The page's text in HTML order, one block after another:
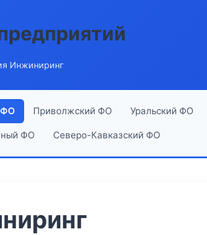
Инжиниринг
ФО Приволжский ФО Уральский ФО
ФО Северо-Кавказский ФО